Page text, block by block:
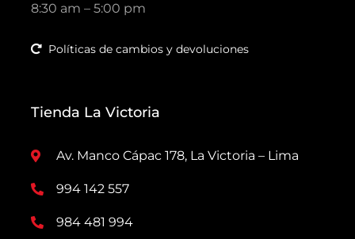
8:30 am – 5:00 pm
Políticas de cambios y devoluciones
Tienda La Victoria
Av. Manco Cápac 178, La Victoria – Lima
994 142 557
984 481 994